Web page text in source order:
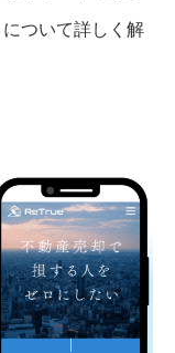
ついて詳しく解